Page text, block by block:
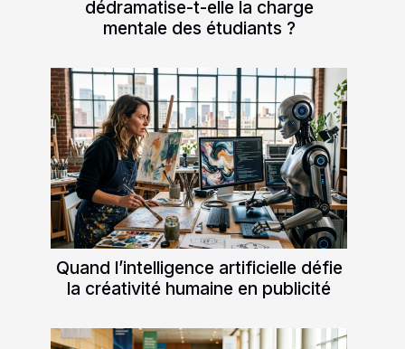
dédramatise-t-elle la charge
mentale des étudiants ?
Quand l’intelligence artificielle défie
la créativité humaine en publicité